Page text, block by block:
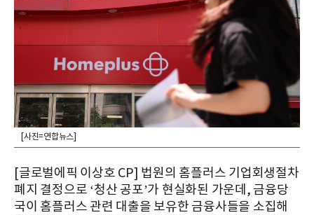
[사진=연합뉴스]
[글로벌에픽 이상호 CP] 법원의 홈플러스 기업회생절차
폐지 결정으로 ‘청산 공포’가 현실화된 가운데, 금융당
국이 홈플러스 관련 대출을 보유한 금융사들을 소집해